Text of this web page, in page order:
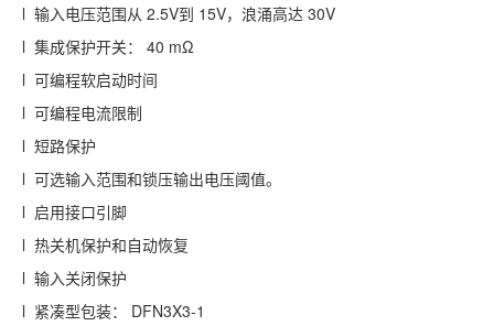
l 输入电压范围从 2.5V到 15V，浪涌高达 30V
l 集成保护开关： 40 mΩ
l 可编程软启动时间
l 可编程电流限制
l 短路保护
l 可选输入范围和锁压输出电压阈值。
l 启用接口引脚
l 热关机保护和自动恢复
l 输入关闭保护
l 紧凑型包装： DFN3X3-1